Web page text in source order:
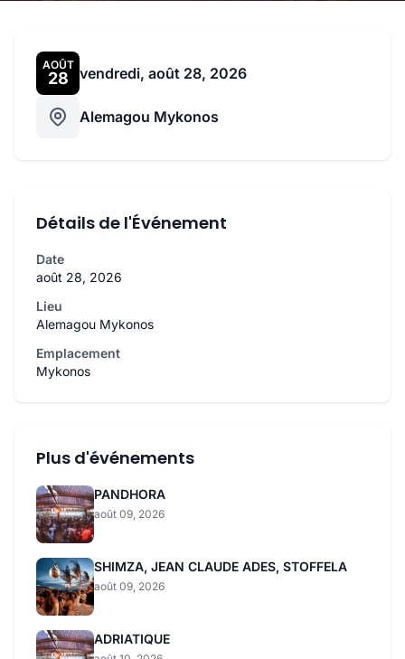
AOÛT
28 vendredi, août 28, 2026
Alemagou Mykonos
Détails de l'Événement
Date
août 28, 2026
Lieu
Alemagou Mykonos
Emplacement
Mykonos
Plus d'événements
PANDHORA
août 09, 2026
SHIMZA, JEAN CLAUDE ADES, STOFFELA
août 09, 2026
ADRIATIQUE